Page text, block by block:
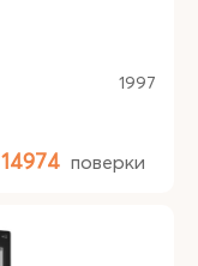
1997
14974 поверки